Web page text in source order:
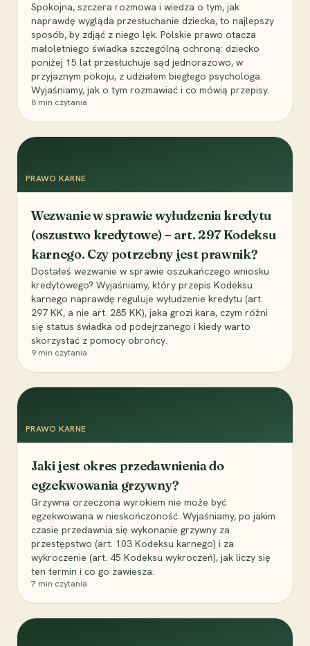
Spokojna, szczera rozmowa i wiedza o tym, jak
naprawdę wygląda przesłuchanie dziecka, to najlepszy
sposób, by zdjąć z niego lęk. Polskie prawo otacza
małoletniego świadka szczególną ochroną: dziecko
poniżej 15 lat przesłuchuje sąd jednorazowo, w
przyjaznym pokoju, z udziałem biegłego psychologa.
Wyjaśniamy, jak o tym rozmawiać i co mówią przepisy.
8 min czytania
PRAWO KARNE
Wezwanie w sprawie wyłudzenia kredytu
(oszustwo kredytowe) – art. 297 Kodeksu
karnego. Czy potrzebny jest prawnik?
Dostałeś wezwanie w sprawie oszukańczego wniosku
kredytowego? Wyjaśniamy, który przepis Kodeksu
karnego naprawdę reguluje wyłudzenie kredytu (art.
297 KK, a nie art. 285 KK), jaka grozi kara, czym różni
się status świadka od podejrzanego i kiedy warto
skorzystać z pomocy obrońcy.
9 min czytania
PRAWO KARNE
Jaki jest okres przedawnienia do
egzekwowania grzywny?
Grzywna orzeczona wyrokiem nie może być
egzekwowana w nieskończoność. Wyjaśniamy, po jakim
czasie przedawnia się wykonanie grzywny za
przestępstwo (art. 103 Kodeksu karnego) i za
wykroczenie (art. 45 Kodeksu wykroczeń), jak liczy się
ten termin i co go zawiesza.
7 min czytania